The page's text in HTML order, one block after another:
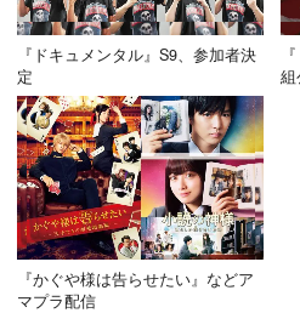
『ドキュメンタル』S9、参加者決
定
組
『かぐや様は告らせたい』などア
マプラ配信